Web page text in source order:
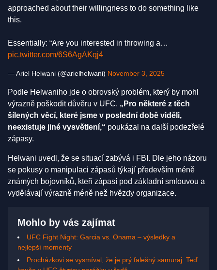
approached about their willingness to do something like
this.
Essentially: “Are you interested in throwing a…
pic.twitter.com/6S6AgAKqj4
— Ariel Helwani (@arielhelwani) November 3, 2025
Podle Helwaniho jde o obrovský problém, který by mohl
výrazně poškodit důvěru v UFC. „Pro některé z těch
šílených věcí, které jsme v poslední době viděli,
neexistuje jiné vysvětlení,“ poukázal na další podezřelé
zápasy.
Helwani uvedl, že se situací zabývá i FBI. Dle jeho názoru
se pokusy o manipulaci zápasů týkají především méně
známých bojovníků, kteří zápasí pod základní smlouvou a
vydělávají výrazně méně než hvězdy organizace.
Mohlo by vás zajímat
UFC Fight Night: Garcia vs. Onama – výsledky a
nejlepší momenty
Procházkovi se vysmíval, že je prý falešný samuraj. Teď